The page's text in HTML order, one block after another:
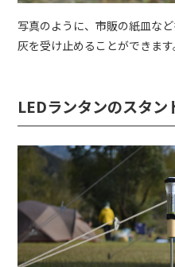
写真のように、市販の紙皿な
灰を受け止めることができます
LEDランタンのスタン